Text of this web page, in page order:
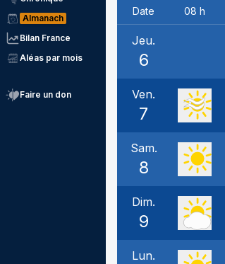
Almanach
Bilan France
Aléas par mois
Faire un don
Date 08 h
Jeu.
6
Ven.
7
Sam.
8
Dim.
9
Lun.